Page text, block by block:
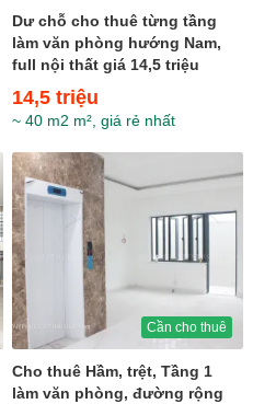
Dư chỗ cho thuê từng tầng
làm văn phòng hướng Nam,
full nội thất giá 14,5 triệu
14,5 triệu
~ 40 m2 m², giá rẻ nhất
Cần cho thuê
Cho thuê Hầm, trệt, Tầng 1
làm văn phòng, đường rộng